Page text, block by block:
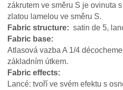
zákrutem ve směru S je ovinuta
zlatou lamelou ve směru S.
Fabric structure
satin de 5,
Fabric base
Atlasová vazba A 1/4
základním útkem.
Fabric effects
Lancé: tvoří ve svém efektu s